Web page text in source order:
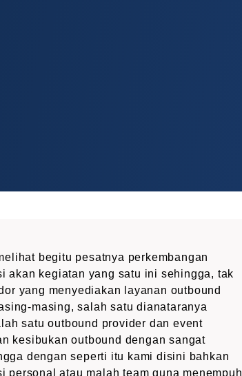
begitu pesatnya perkembangan
akan kegiatan yang satu ini sehingga, tak
yang menyediakan layanan outbound
masing, salah satu dianataranya
satu outbound provider dan event
kesibukan outbound dengan sangat
dengan seperti itu kami disini bahkan
atau malah team guna menempuh